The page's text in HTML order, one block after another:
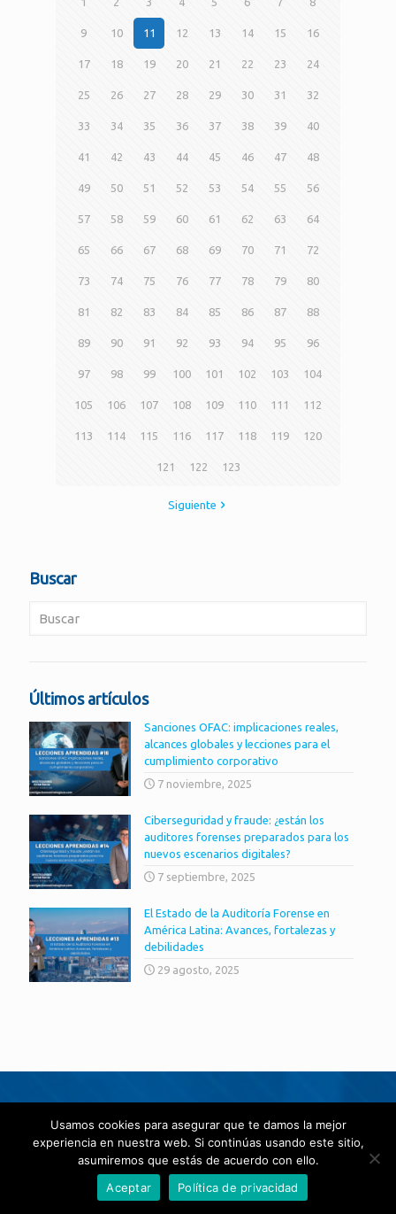
9 10 11 12 13 14 15 16
17 18 19 20 21 22 23 24
25 26 27 28 29 30 31 32
33 34 35 36 37 38 39 40
41 42 43 44 45 46 47 48
49 50 51 52 53 54 55 56
57 58 59 60 61 62 63 64
65 66 67 68 69 70 71 72
73 74 75 76 77 78 79 80
81 82 83 84 85 86 87 88
89 90 91 92 93 94 95 96
97 98 99 100 101 102 103 104
105 106 107 108 109 110 111 112
113 114 115 116 117 118 119 120
121 122 123
Siguiente
Buscar
Últimos artículos
Sanciones OFAC: implicaciones reales,
alcances globales y lecciones para el
cumplimiento corporativo
7 noviembre, 2025
Ciberseguridad y fraude: ¿están los
auditores forenses preparados para los
nuevos escenarios digitales?
7 septiembre, 2025
El Estado de la Auditoría Forense en
América Latina: Avances, fortalezas y
debilidades
29 agosto, 2025
Nuestras Sedes
Usamos cookies para asegurar que te damos la mejor
experiencia en nuestra web. Si continúas usando este sitio,
asumiremos que estás de acuerdo con ello.
Aceptar
Política de privacidad